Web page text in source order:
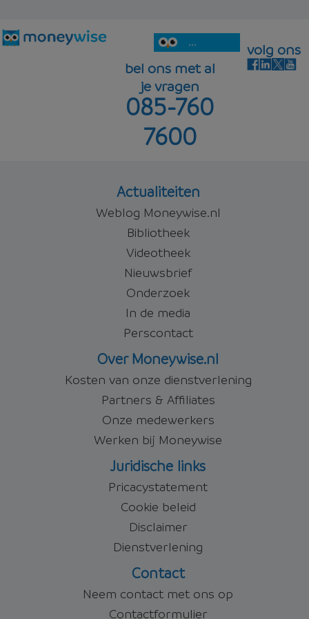
Offerte aanvragen
4,57%
Offerte aanvragen
beleggen
5,04%
...
bel ons met al
je vragen
085-760
7600
volg ons
Actualiteiten
Weblog Moneywise.nl
Bibliotheek
Videotheek
Nieuwsbrief
Onderzoek
In de media
Perscontact
Over Moneywise.nl
Kosten van onze dienstverlening
Partners & Affiliates
Onze medewerkers
Werken bij Moneywise
Juridische links
Pricacystatement
Cookie beleid
Disclaimer
Dienstverlening
Contact
Neem contact met ons op
Contactformulier